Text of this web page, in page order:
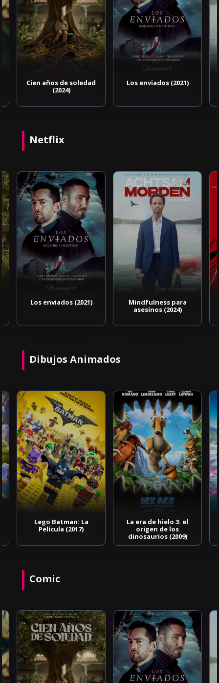
Cien años de soledad
(2024)
Los enviados (2021)
Netflix
Los enviados (2021)
Mindfulness para
asesinos (2024)
Dibujos Animados
Lego Batman: La
Película (2017)
La era de hielo 3: el
origen de los
dinosaurios (2009)
Comic